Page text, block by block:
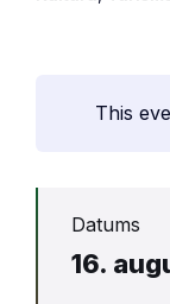
This
Datums
16.